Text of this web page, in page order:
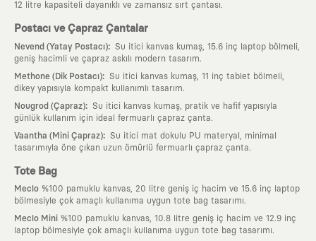
12 litre kapasiteli dayanıklı ve zamansız sırt çantası.
Postacı ve Çapraz Çantalar
Nevend (Yatay Postacı): Su itici kanvas kumaş, 15.6 inç laptop bölmeli,
geniş hacimli ve çapraz askılı modern tasarım.
Methone (Dik Postacı): Su itici kanvas kumaş, 11 inç tablet bölmeli,
dikey yapısıyla kompakt kullanımlı tasarım.
Nougrod (Çapraz): Su itici kanvas kumaş, pratik ve hafif yapısıyla
günlük kullanım için ideal fermuarlı çapraz çanta.
Vaantha (Mini Çapraz): Su itici mat dokulu PU materyal, minimal
tasarımıyla öne çıkan uzun ömürlü fermuarlı çapraz çanta.
Tote Bag
Meclo %100 pamuklu kanvas, 20 litre geniş iç hacim ve 15.6 inç laptop
bölmesiyle çok amaçlı kullanıma uygun tote bag tasarımı.
Meclo Mini %100 pamuklu kanvas, 10.8 litre geniş iç hacim ve 12.9 inç
laptop bölmesiyle çok amaçlı kullanıma uygun tote bag tasarımı.